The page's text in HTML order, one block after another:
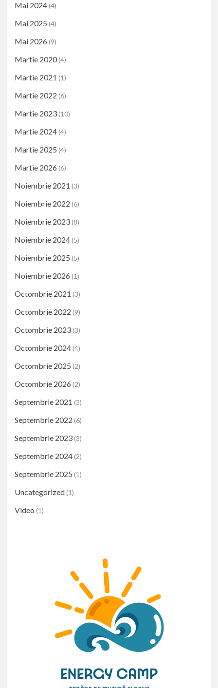
Mai 2024(4)
Mai 2025 (4)
Mai 2026 (9)
Martie 2020(4)
Martie 2021 (1)
Martie 2022 (6)
Martie 2023(10)
Martie 2024(4)
Martie 2025 (4)
Martie 2026 (6)
Noiembrie 2021 (3)
Noiembrie 2022 (6)
Noiembrie 2023(8)
Noiembrie 2024(5)
Noiembrie 2025 (5)
Noiembrie 2026 (1)
Octombrie 2021 (3)
Octombrie 2022 (9)
Octombrie 2023(3)
Octombrie 2024(4)
Octombrie 2025 (2)
Octombrie 2026 (2)
Septembrie 2021 (3)
Septembrie 2022 (6)
Septembrie 2023(3)
Septembrie 2024(2)
Septembrie 2025 (1)
Uncategorized(1)
Video (1)